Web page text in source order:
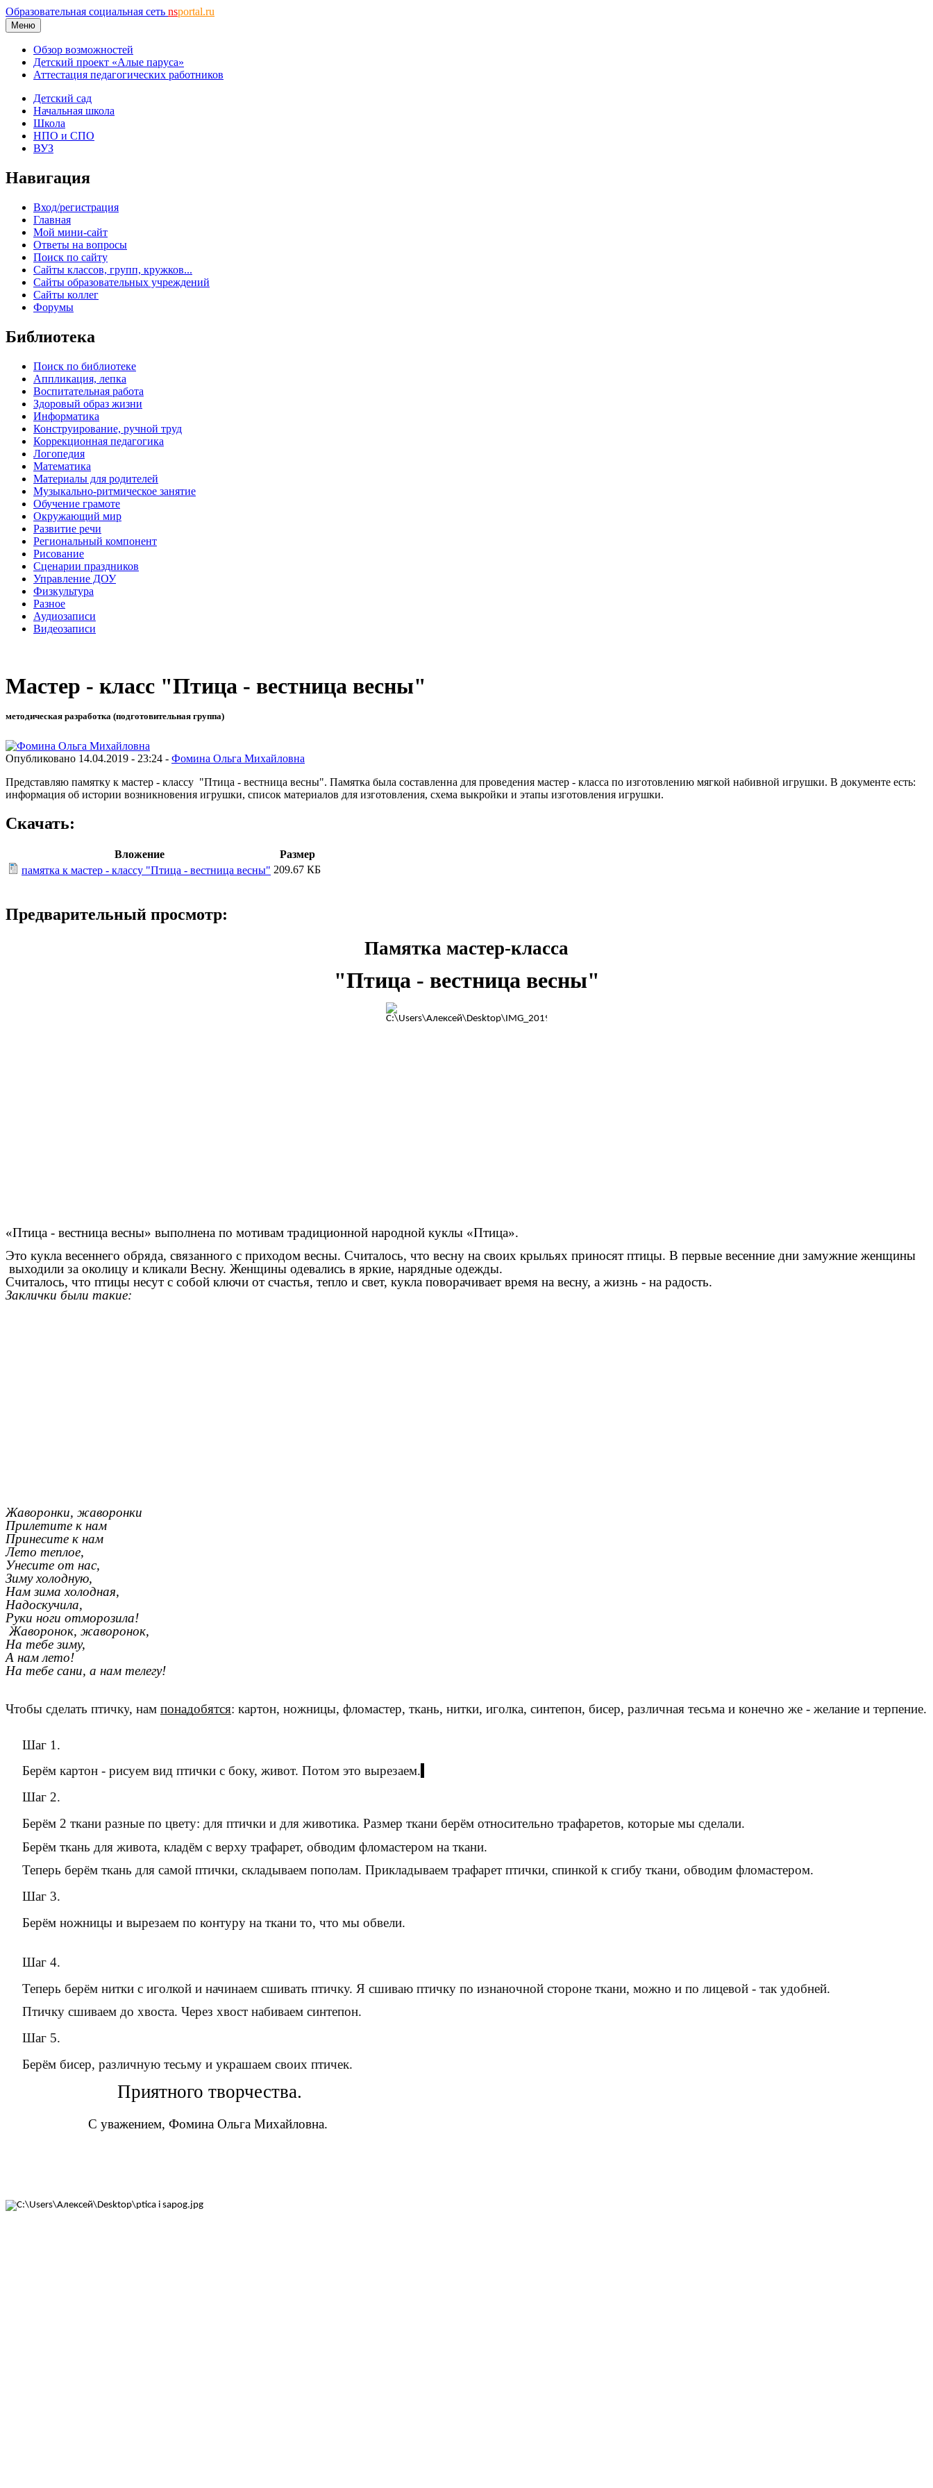
Образовательная социальная сеть nsportal.ru
Меню
Обзор возможностей
Детский проект «Алые паруса»
Аттестация педагогических работников
Детский сад
Начальная школа
Школа
НПО и СПО
ВУЗ
Навигация
Вход/регистрация
Главная
Мой мини-сайт
Ответы на вопросы
Поиск по сайту
Сайты классов, групп, кружков...
Сайты образовательных учреждений
Сайты коллег
Форумы
Библиотека
Поиск по библиотеке
Аппликация, лепка
Воспитательная работа
Здоровый образ жизни
Информатика
Конструирование, ручной труд
Коррекционная педагогика
Логопедия
Математика
Материалы для родителей
Музыкально-ритмическое занятие
Обучение грамоте
Окружающий мир
Развитие речи
Региональный компонент
Рисование
Сценарии праздников
Управление ДОУ
Физкультура
Разное
Аудиозаписи
Видеозаписи
Мастер - класс "Птица - вестница весны"
методическая разработка (подготовительная группа)
Опубликовано 14.04.2019 - 23:24 - Фомина Ольга Михайловна
Представляю памятку к мастер - классу "Птица - вестница весны". Памятка была составленна для проведения мастер - класса по изготовлению мягкой набивной игрушки. В документе есть:
информация об истории возникновения игрушки, список материалов для изготовления, схема выкройки и этапы изготовления игрушки.
Скачать:
Вложение
Размер
памятка к мастер - классу "Птица - вестница весны" 209.67 КБ
Предварительный просмотр:
Памятка мастер-класса
"Птица - вестница весны"
«Птица - вестница весны» выполнена по мотивам традиционной народной куклы «Птица».
Это кукла весеннего обряда, связанного с приходом весны. Считалось, что весну на своих крыльях приносят птицы. В первые весенние дни замужние женщины
выходили за околицу и кликали Весну. Женщины одевались в яркие, нарядные одежды.
Считалось, что птицы несут с собой ключи от счастья, тепло и свет, кукла поворачивает время на весну, а жизнь - на радость.
Заклички были такие:
Жаворонки, жаворонки
Прилетите к нам
Принесите к нам
Лето теплое,
Унесите от нас,
Зиму холодную,
Нам зима холодная,
Надоскучила,
Руки ноги отморозила!
Жаворонок, жаворонок,
На тебе зиму,
А нам лето!
На тебе сани, а нам телегу!
Чтобы сделать птичку, нам понадобятся: картон, ножницы, фломастер, ткань, нитки, иголка, синтепон, бисер, различная тесьма и конечно же - желание и терпение.
Шаг 1.
Берём картон - рисуем вид птички с боку, живот. Потом это вырезаем.
Шаг 2.
Берём 2 ткани разные по цвету: для птички и для животика. Размер ткани берём относительно трафаретов, которые мы сделали.
Берём ткань для живота, кладём с верху трафарет, обводим фломастером на ткани.
Теперь берём ткань для самой птички, складываем пополам. Прикладываем трафарет птички, спинкой к сгибу ткани, обводим фломастером.
Шаг 3.
Берём ножницы и вырезаем по контуру на ткани то, что мы обвели.
Шаг 4.
Теперь берём нитки с иголкой и начинаем сшивать птичку. Я сшиваю птичку по изнаночной стороне ткани, можно и по лицевой - так удобней.
Птичку сшиваем до хвоста. Через хвост набиваем синтепон.
Шаг 5.
Берём бисер, различную тесьму и украшаем своих птичек.
Приятного творчества.
С уважением, Фомина Ольга Михайловна.